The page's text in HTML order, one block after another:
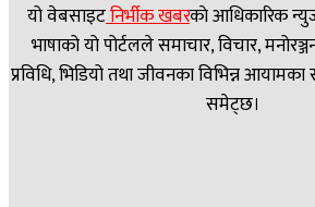
यो वेबसाइटनिर्भीक खबरकाे आधिकारिक
भाषाको यो पोर्टलले समाचार, विचार,
प्रविधि, भिडियो तथा जीवनका विभिन्न
समेट्छ।